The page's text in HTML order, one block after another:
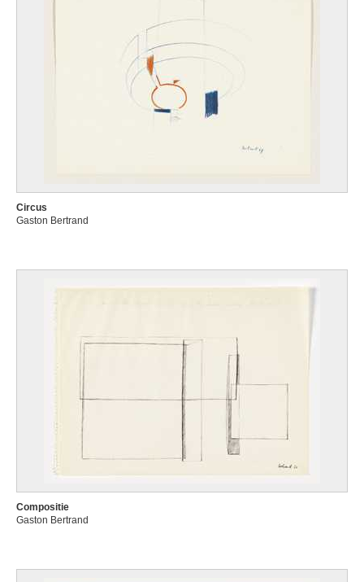
Circus
Gaston Bertrand
Compositie
Gaston Bertrand